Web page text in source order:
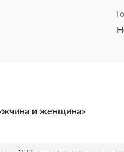
и женщина»